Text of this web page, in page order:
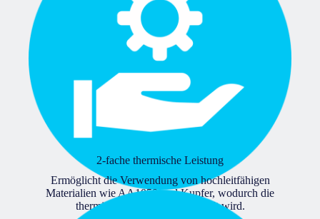
2-fache thermische Leistung
Ermöglicht die Verwendung von hochleitfähigen
Materialien wie AA1050 und Kupfer, wodurch die
thermische Effizienz verdoppelt wird.